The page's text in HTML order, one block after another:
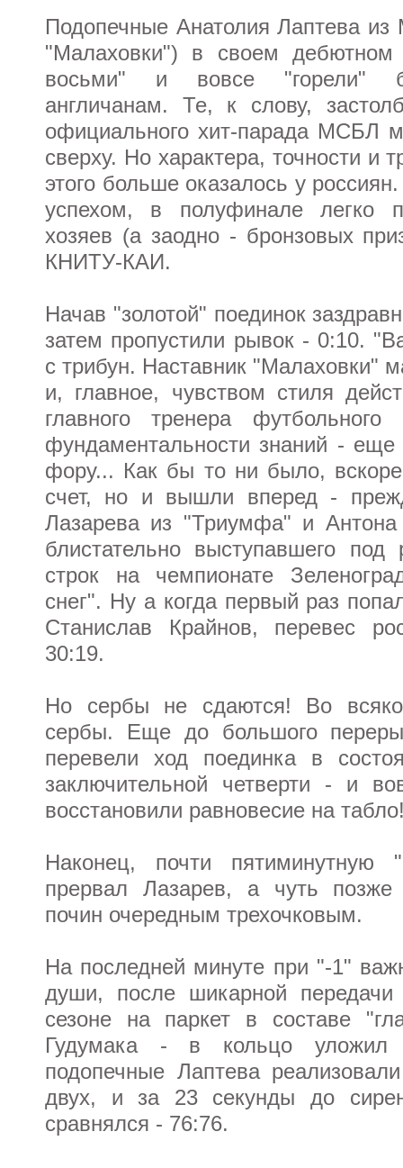
Подопечные Анатолия Лаптева
"Малаховки") в своем
восьми" и вовсе "горели"
англичанам. Те, к слову,
официального хит-парада МСБЛ
сверху. Но характера, точности и
этого больше оказалось у
успехом, в полуфинале легко
хозяев (а заодно - бронзовых
КНИТУ-КАИ.
Начав "золотой" поединок
затем пропустили рывок - 0:10.
с трибун. Наставник "Малаховки"
и, главное, чувством стиля
главного тренера
фундаментальности знаний - еще
фору... Как бы то ни было,
счет, но и вышли вперед -
Лазарева из "Триумфа" и
блистательно выступавшего под
строк на чемпионате
снег". Ну а когда первый раз
Станислав Крайнов, перевес
30:19.
Но сербы не сдаются! Во
сербы. Еще до большого
перевели ход поединка в
заключительной четверти - и
восстановили равновесие на
Наконец, почти пятиминутную
прервал Лазарев, а чуть
почин очередным трехочковым.
На последней минуте при "-1"
души, после шикарной
сезоне на паркет в составе
Гудумака - в кольцо уложил
подопечные Лаптева
двух, и за 23 секунды до
сравнялся - 76:76.